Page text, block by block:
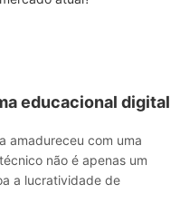
educacional digital
amadureceu com uma
não é apenas um
a lucratividade de